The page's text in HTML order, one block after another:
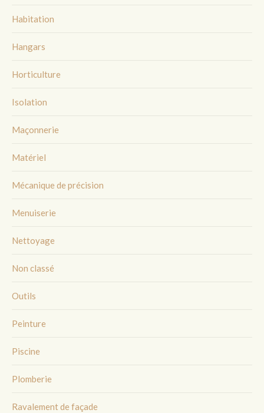
Habitation
Hangars
Horticulture
Isolation
Maçonnerie
Matériel
Mécanique de précision
Menuiserie
Nettoyage
Non classé
Outils
Peinture
Piscine
Plomberie
Ravalement de façade